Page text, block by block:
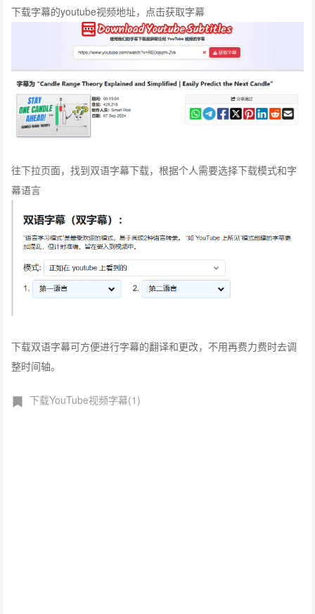
下载字幕的youtube视频地址，点击获取字幕
往下拉页面，找到双语字幕下载，根据个人需要选择下载模式和字
幕语言
下载双语字幕可方便进行字幕的翻译和更改，不用再费力费时去调
整时间轴。
下载YouTube视频字幕(1)